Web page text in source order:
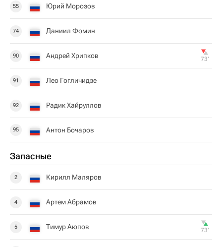
55 Юрий Морозов
74 Даниил Фомин
90 Андрей Хрипков 73‎’‎
91 Лео Гогличидзе
92 Радик Хайруллов
95 Антон Бочаров
Запасные
2 Кирилл Маляров
4 Артем Абрамов
5 Тимур Аюпов 73‎’‎